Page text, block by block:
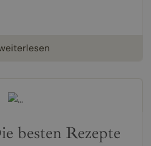
besten Rezepte